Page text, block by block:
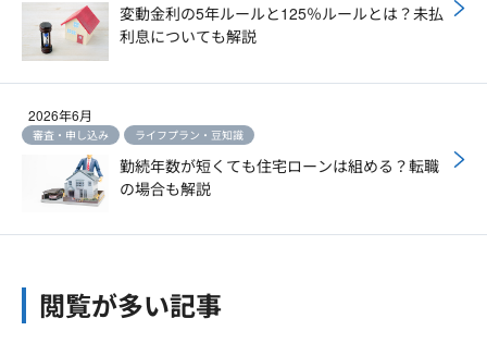
変動金利の5年ルールと125％ルールとは？未払
利息についても解説
2026年6月
審査・申し込み ライフプラン・豆知識
勤続年数が短くても住宅ローンは組める？転職
の場合も解説
閲覧が多い記事